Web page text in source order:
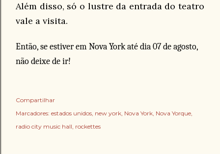
Além disso, só o lustre da entrada do teatro
vale a visita.
Então, se estiver em Nova York até dia 07 de agosto,
não deixe de ir!
Compartilhar
Marcadores: estados unidos new york Nova York Nova Yorque
radio city music hall rockettes